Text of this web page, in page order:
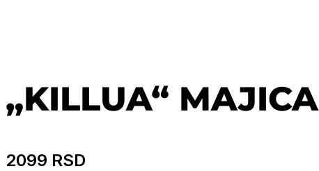
„KILLUA“ MAJICA
2099 RSD